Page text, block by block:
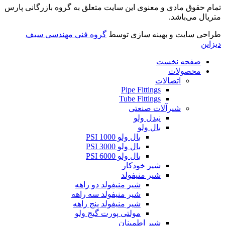
تمام حقوق مادی و معنوی این سایت متعلق به گروه بازرگانی پارس
متریال می‌باشد.
طراحی سایت و بهینه سازی توسط گروه فنی مهندسی سیف
دیزاین
صفحه نخست
محصولات
اتصالات
Pipe Fittings
Tube Fittings
شیرآلات صنعتی
نیدل ولو
بال ولو
بال ولو 1000 PSI
بال ولو 3000 PSI
بال ولو 6000 PSI
شیر خودکار
شیر منیفولد
شیر منیفولد دو راهه
شیر منیفولد سه راهه
شیر منیفولد پنج راهه
مولتی پورت گیج ولو
شیر اطمینان